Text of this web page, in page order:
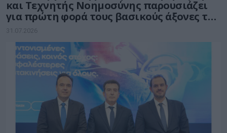
και Τεχνητής Νοημοσύνης παρουσιάζει
για πρώτη φορά τους βασικούς άξονες του
νέου Εθνικού Διαστημικού Προγράμματος
31.07.2026